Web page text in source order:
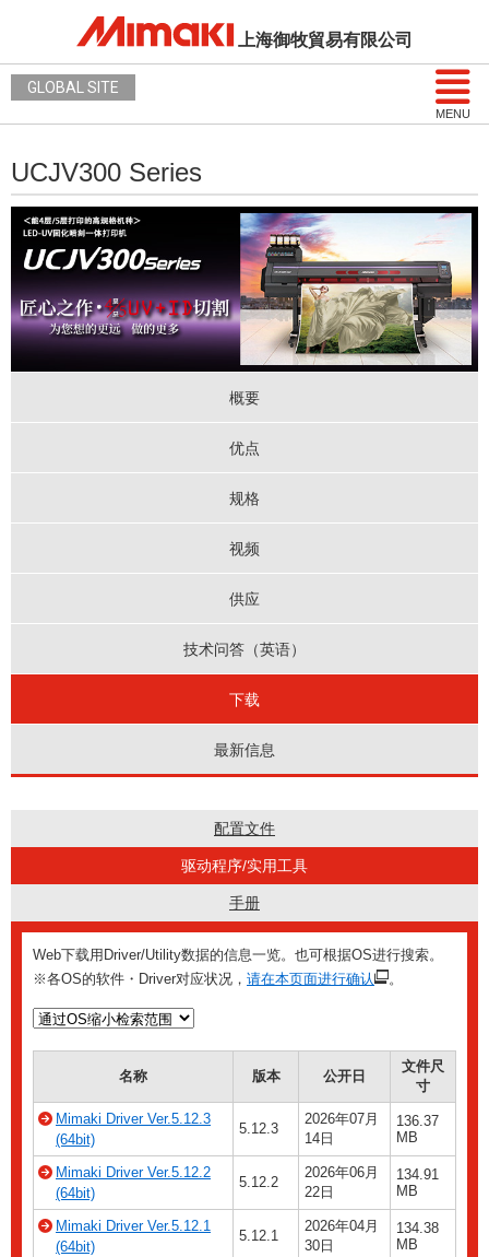
上海御牧貿易有限公司
MENU
GLOBAL SITE
UCJV300 Series
概要
优点
规格
视频
供应
技术问答（英语）
下载
最新信息
配置文件
驱动程序/实用工具
手册
Web下载用Driver/Utility数据的信息一览。也可根据OS进行搜索。
※各OS的软件・Driver对应状况， 请在本页面进行确认 。
名称 版本 公开日
文件尺
寸
Mimaki Driver Ver.5.12.3
(64bit)
5.12.3
2026年07月
14日
136.37
MB
Mimaki Driver Ver.5.12.2
(64bit)
5.12.2
2026年06月
22日
134.91
MB
Mimaki Driver Ver.5.12.1
(64bit)
5.12.1
2026年04月
30日
134.38
MB